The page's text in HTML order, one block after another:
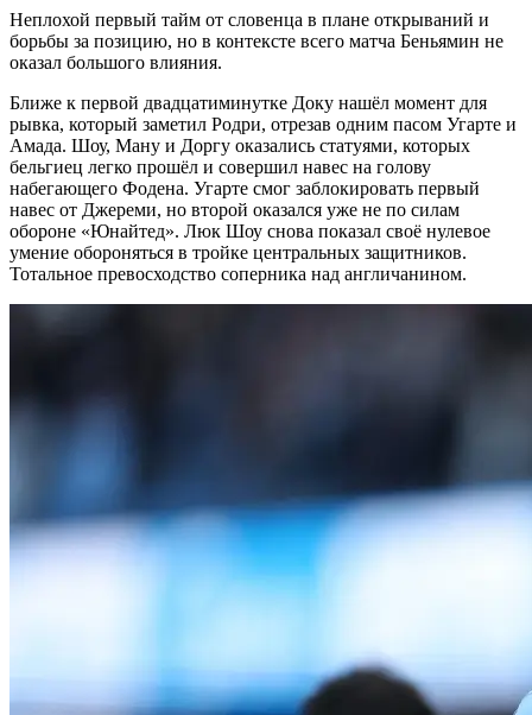
Неплохой первый тайм от словенца в плане открываний и
борьбы за позицию, но в контексте всего матча Беньямин не
оказал большого влияния.
Ближе к первой двадцатиминутке Доку нашёл момент для
рывка, который заметил Родри, отрезав одним пасом Угарте и
Амада. Шоу, Ману и Доргу оказались статуями, которых
бельгиец легко прошёл и совершил навес на голову
набегающего Фодена. Угарте смог заблокировать первый
навес от Джереми, но второй оказался уже не по силам
обороне «Юнайтед». Люк Шоу снова показал своё нулевое
умение обороняться в тройке центральных защитников.
Тотальное превосходство соперника над англичанином.